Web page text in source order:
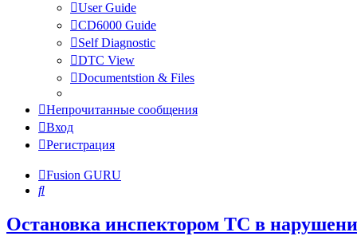
User Guide
CD6000 Guide
Self Diagnostic
DTC View
Documentstion & Files
Непрочитанные сообщения
Вход
Регистрация
Fusion GURU
Поиск
Остановка инспектором ТС в